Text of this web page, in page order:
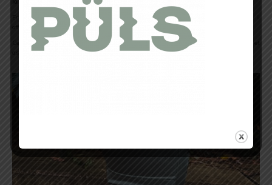
En termes de respirabilité, ce legging est particulièrement performant. En effet, il
une ventilation suffisantepour éliminer l’excès de chaleur.
Cependant, il est également assez résistant pour maintenir une chaleur optimale et
assurer notre bien-être, même par temps froid.